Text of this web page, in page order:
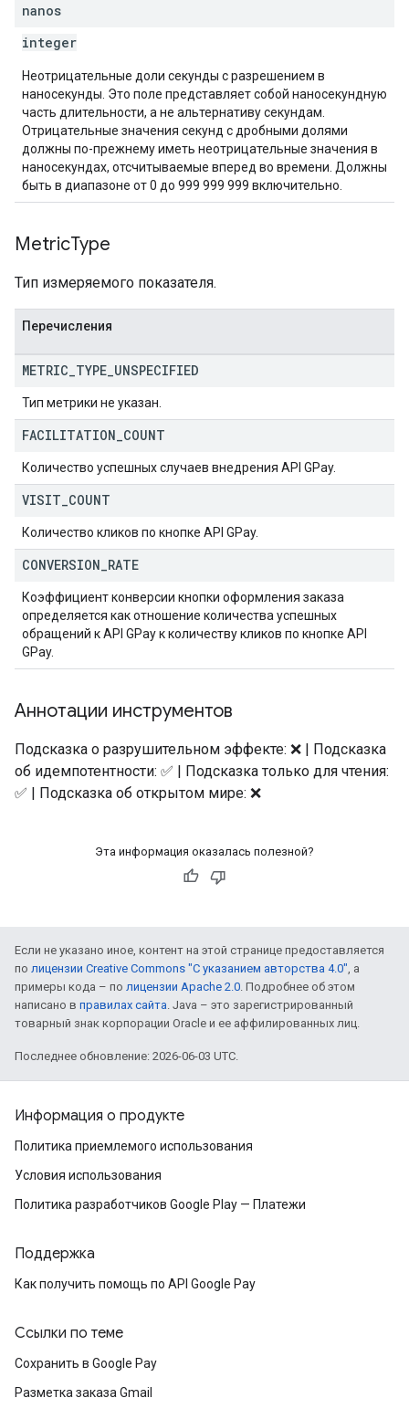
nanos
integer
Неотрицательные доли секунды с разрешением в
наносекунды. Это поле представляет собой наносекундную
часть длительности, а не альтернативу секундам.
Отрицательные значения секунд с дробными долями
должны по-прежнему иметь неотрицательные значения в
наносекундах, отсчитываемые вперед во времени. Должны
быть в диапазоне от 0 до 999 999 999 включительно.
MetricType
Тип измеряемого показателя.
Перечисления
METRIC TYPE UNSPECIFIED
Тип метрики не указан.
FACILITATION COUNT
Количество успешных случаев внедрения API GPay.
VISIT COUNT
Количество кликов по кнопке API GPay.
CONVERSION RATE
Коэффициент конверсии кнопки оформления заказа
определяется как отношение количества успешных
обращений к API GPay к количеству кликов по кнопке API
GPay.
Аннотации инструментов
Подсказка о разрушительном эффекте: ❌ | Подсказка
об идемпотентности: ✅ | Подсказка только для чтения:
✅ | Подсказка об открытом мире: ❌
Эта информация оказалась полезной?
Если не указано иное, контент на этой странице предоставляется
по лицензии Creative Commons "С указанием авторства 4.0", а
примеры кода – по лицензии Apache 2.0. Подробнее об этом
написано в правилах сайта. Java – это зарегистрированный
товарный знак корпорации Oracle и ее аффилированных лиц.
Последнее обновление: 2026-06-03 UTC.
Информация о продукте
Политика приемлемого использования
Условия использования
Политика разработчиков Google Play — Платежи
Поддержка
Как получить помощь по API Google Pay
Ссылки по теме
Сохранить в Google Pay
Разметка заказа Gmail